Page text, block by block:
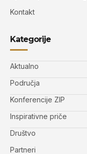
Kontakt
Kategorije
Aktualno
Područja
Konferencije ZIP
Inspirativne priče
Društvo
Partneri